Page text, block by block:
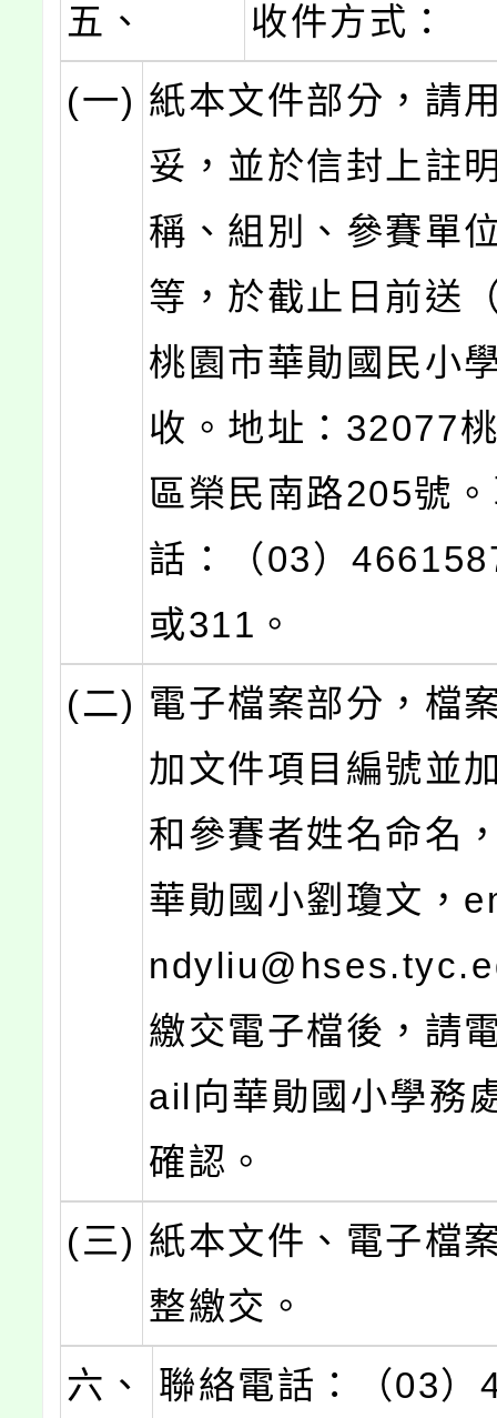
五、
收件方式：
(一) 紙本文件部分，請
妥，並於信封上註
稱、組別、參賽單
等，於截止日前送
桃園市華勛國民小
收。地址：32077
區榮民南路205號
話：（03）
或311。
(二) 電子檔案部分，檔
加文件項目編號並
和參賽者姓名命名
華勛國小劉瓊文，
繳交電子檔後，請
ail向華勛國小學務
確認。
(三) 紙本文件、電子檔
整繳交。
六、
聯絡電話：（03）